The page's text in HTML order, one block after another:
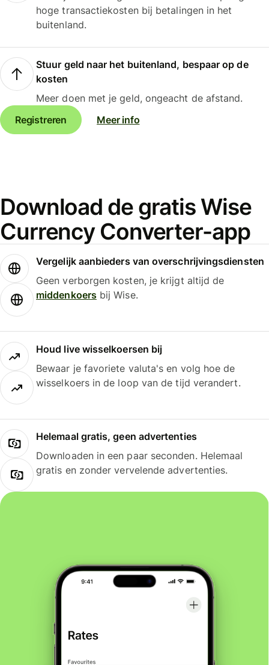
hoge transactiekosten bij betalingen in het
buitenland.
Stuur geld naar het buitenland, bespaar op de
kosten
Meer doen met je geld, ongeacht de afstand.
Registreren
Meer info
Download de gratis Wise
Currency Converter-app
Vergelijk aanbieders van overschrijvingsdiensten
Geen verborgen kosten, je krijgt altijd de
middenkoersbij Wise.
Houd live wisselkoersen bij
Bewaar je favoriete valuta's en volg hoe de
wisselkoers in de loop van de tijd verandert.
Helemaal gratis, geen advertenties
Downloaden in een paar seconden. Helemaal
gratis en zonder vervelende advertenties.